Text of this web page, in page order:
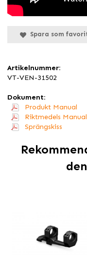
Spara som
Artikelnummer:
VT-VEN-31502
Dokument:
Produkt Manual
Riktmedels Manual
Sprängskiss